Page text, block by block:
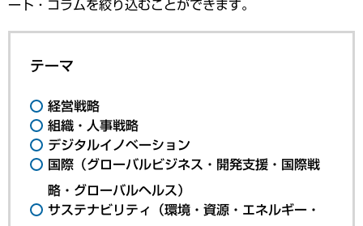
ート・コラムを絞り込むことができます。
テーマ
経営戦略
組織・人事戦略
デジタルイノベーション
国際（グローバルビジネス・開発支援・国際戦
略・グローバルヘルス）
サステナビリティ（環境・資源・エネルギー・